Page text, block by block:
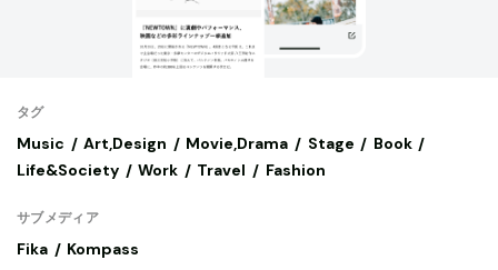
タグ
Music Art,Design Movie,Drama Stage
Book
Life&Society
Work Travel Fashion
サブメディア
Fika Kompass